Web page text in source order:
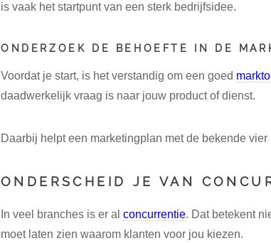
is vaak het startpunt van een sterk bedrijfsidee.
ONDERZOEK DE BEHOEFTE IN DE
Voordat je start, is het verstandig om een goed
daadwerkelijk vraag is naar jouw product of dienst.
Daarbij helpt een marketingplan met de bekende vier
ONDERSCHEID JE VAN
In veel branches is er al concurrentie. Dat betekent
moet laten zien waarom klanten voor jou kiezen.